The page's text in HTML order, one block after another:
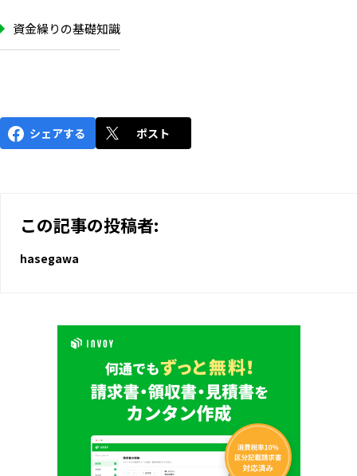
資金繰りの基礎知識
シェアする ポスト
この記事の投稿者:
hasegawa